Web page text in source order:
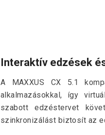
Interaktív edzések
A MAXXUS CX 5.1
alkalmazásokkal, így
szabott edzéstervet
szinkronizálást biztosít az